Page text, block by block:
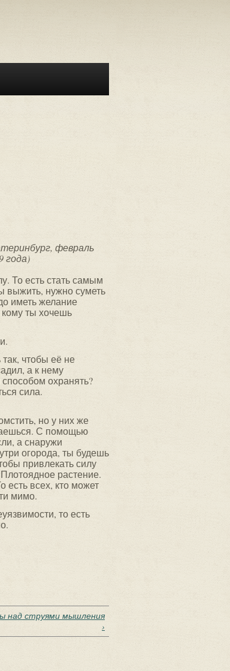
февраль
года)
То есть стать самым
выжить, нужно суметь
иметь желание
кому ты хочешь
чтобы её не
а к нему
охранять?
сила.
но у них же
С помощью
а снаружи
огорода, ты будешь
привлекать силу
растение.
есть всех, кто может
мимо.
то есть
над струями мышления
›